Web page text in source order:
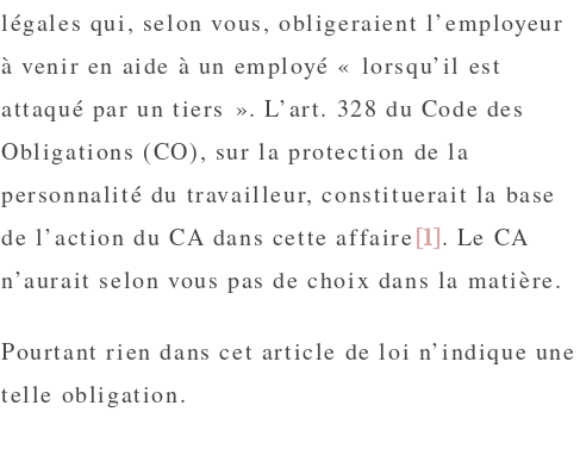
légales qui, selon vous, obligeraient l’employeur
à venir en aide à un employé « lorsqu’il est
attaqué par un tiers ». L’art. 328 du Code des
Obligations (CO), sur la protection de la
personnalité du travailleur, constituerait la base
de l’action du CA dans cette affaire [1] . Le CA
n’aurait selon vous pas de choix dans la matière.
Pourtant rien dans cet article de loi n’indique une
telle obligation.